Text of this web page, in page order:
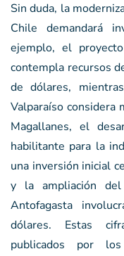
Sin duda, la
Chile demandará
ejemplo, el
contempla recursos
de dólares,
Valparaíso considera
Magallanes, el
habilitante para la
una inversión inicial
y la ampliación
Antofagasta
dólares. Estas
publicados por